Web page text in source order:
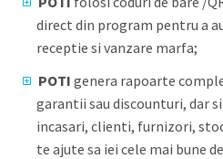
direct din program pentru a
receptie si vanzare marfa;
POTI genera rapoarte
garantii sau discounturi, dar
incasari, clienti, furnizori,
te ajute sa iei cele mai bune